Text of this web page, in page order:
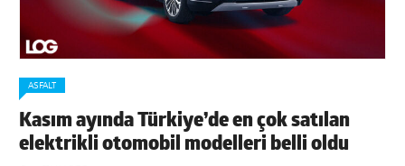
ASFALT
Kasım ayında Türkiye’de en çok satılan
elektrikli otomobil modelleri belli oldu